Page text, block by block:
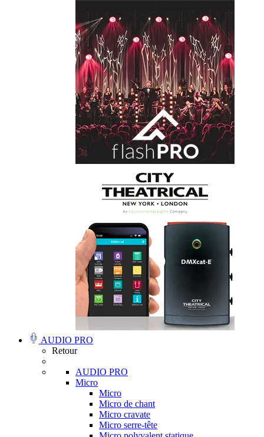
AUDIO PRO
Retour
AUDIO PRO
Micro
Micro
Micro de chant
Micro cravate
Micro serre-tête